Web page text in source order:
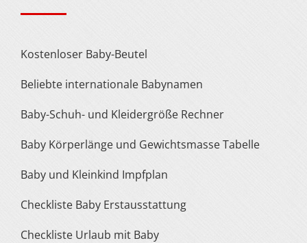
Kostenloser Baby-Beutel
Beliebte internationale Babynamen
Baby-Schuh- und Kleidergröße Rechner
Baby Körperlänge und Gewichtsmasse Tabelle
Baby und Kleinkind Impfplan
Checkliste Baby Erstausstattung
Checkliste Urlaub mit Baby